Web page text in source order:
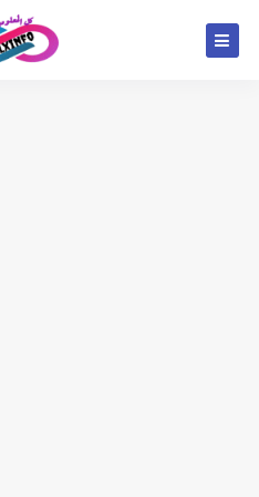
6654709521456670, DIRECT,
f08c47fec0942fa0